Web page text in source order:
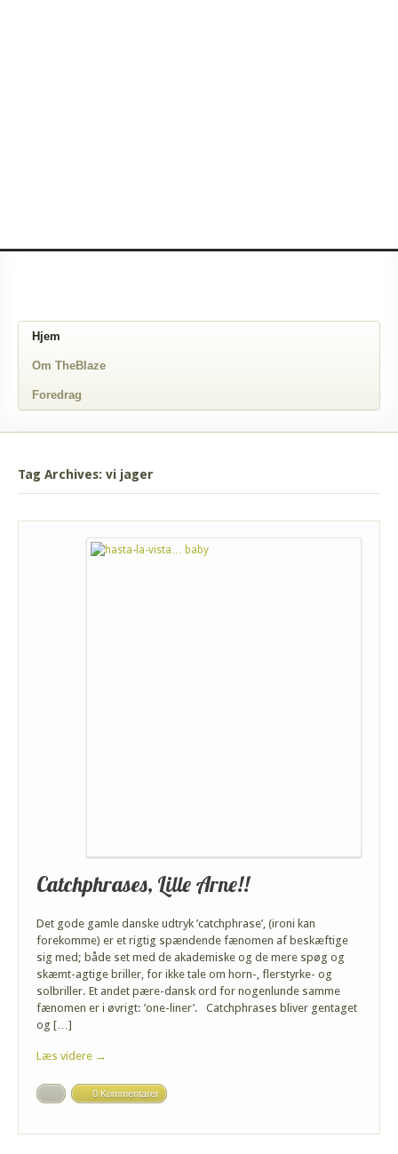
Hjem
Om TheBlaze
Foredrag
Tag Archives: vi jager
Catchphrases, Lille Arne!!
Det gode gamle danske udtryk ’catchphrase’, (ironi kan
forekomme) er et rigtig spændende fænomen af beskæftige
sig med; både set med de akademiske og de mere spøg og
skæmt-agtige briller, for ikke tale om horn-, flerstyrke- og
solbriller. Et andet pære-dansk ord for nogenlunde samme
fænomen er i øvrigt: ’one-liner’. Catchphrases bliver gentaget
og […]
Læs videre →
0 Kommentarer